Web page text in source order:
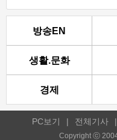
방송EN
생활.문화
경제
PC보기 | 전체기사 |
Copyright ⓒ